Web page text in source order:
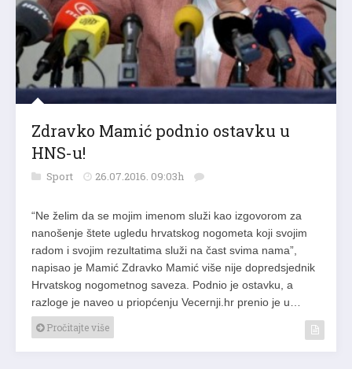
Zdravko Mamić podnio ostavku u
HNS-u!
Sport 26.07.2016. 09:03h
“Ne želim da se mojim imenom služi kao izgovorom za
nanošenje štete ugledu hrvatskog nogometa koji svojim
radom i svojim rezultatima služi na čast svima nama”,
napisao je Mamić Zdravko Mamić više nije dopredsjednik
Hrvatskog nogometnog saveza. Podnio je ostavku, a
razloge je naveo u priopćenju Vecernji.hr prenio je u…
Pročitajte više